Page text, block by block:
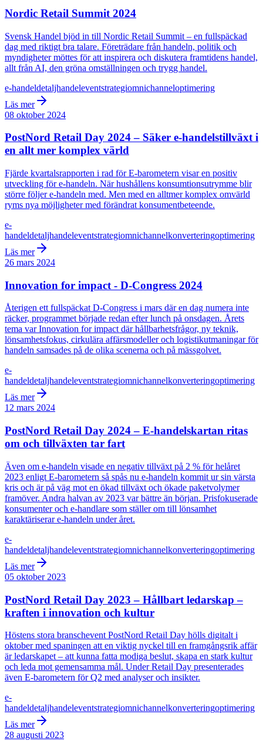
Nordic Retail Summit 2024
Svensk Handel bjöd in till Nordic Retail Summit – en fullspäckad
dag med riktigt bra talare. Företrädare från handeln, politik och
myndigheter möttes för att inspirera och diskutera framtidens handel,
allt från AI, den gröna omställningen och trygg handel.
e-handeldetaljhandeleventstrategiomnichanneloptimering
Läs mer
08 oktober 2024
PostNord Retail Day 2024 – Säker e-handelstillväxt i
en allt mer komplex värld
Fjärde kvartalsrapporten i rad för E-barometern visar en positiv
utveckling för e-handeln. När hushållens konsumtionsutrymme blir
större följer e-handeln med. Men med en alltmer komplex omvärld
ryms nya möjligheter med förändrat konsumentbeteende.
e-
handeldetaljhandeleventstrategiomnichannelkonverteringoptimering
Läs mer
26 mars 2024
Innovation for impact - D-Congress 2024
Återigen ett fullspäckat D-Congress i mars där en dag numera inte
räcker, programmet började redan efter lunch på onsdagen. Årets
tema var Innovation for impact där hållbarhetsfrågor, ny teknik,
lönsamhetsfokus, cirkulära affärsmodeller och logistikutmaningar för
handeln samsades på de olika scenerna och på mässgolvet.
e-
handeldetaljhandeleventstrategiomnichannelkonverteringoptimering
Läs mer
12 mars 2024
PostNord Retail Day 2024 – E-handelskartan ritas
om och tillväxten tar fart
Även om e-handeln visade en negativ tillväxt på 2 % för helåret
2023 enligt E-barometern så spås nu e-handeln kommit ur sin värsta
kris och är på väg mot en ökad tillväxt och ökade paketvolymer
framöver. Andra halvan av 2023 var bättre än början. Prisfokuserade
konsumenter och e-handlare som ställer om till lönsamhet
karaktäriserar e-handeln under året.
e-
handeldetaljhandeleventstrategiomnichannelkonverteringoptimering
Läs mer
05 oktober 2023
PostNord Retail Day 2023 – Hållbart ledarskap –
kraften i innovation och kultur
Höstens stora branschevent PostNord Retail Day hölls digitalt i
oktober med spaningen att en viktig nyckel till en framgångsrik affär
är ledarskapet – att kunna fatta modiga beslut, skapa en stark kultur
och leda mot gemensamma mål. Under Retail Day presenterades
även E-barometern för Q2 med analyser och insikter.
e-
handeldetaljhandeleventstrategiomnichannelkonverteringoptimering
Läs mer
28 augusti 2023